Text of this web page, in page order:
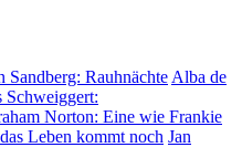
Sandberg: Rauhnächte Alba de
Schweiggert:
Norton: Eine wie Frankie
Leben kommt noch Jan